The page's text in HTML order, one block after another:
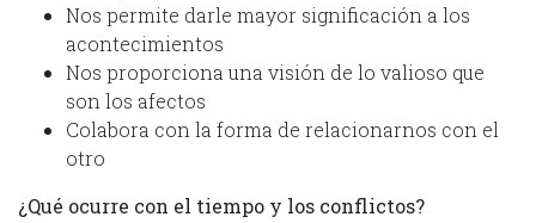
Nos permite darle mayor significación a los
acontecimientos
Nos proporciona una visión de lo valioso que
son los afectos
Colabora con la forma de relacionarnos con el
otro
¿Qué ocurre con el tiempo y los conflictos?